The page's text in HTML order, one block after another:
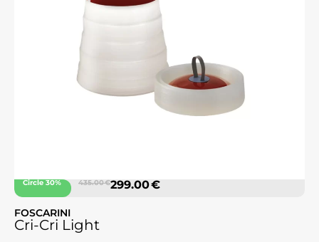
Circle 30% 435.00 €299.00 €
FOSCARINI
Cri-Cri Light